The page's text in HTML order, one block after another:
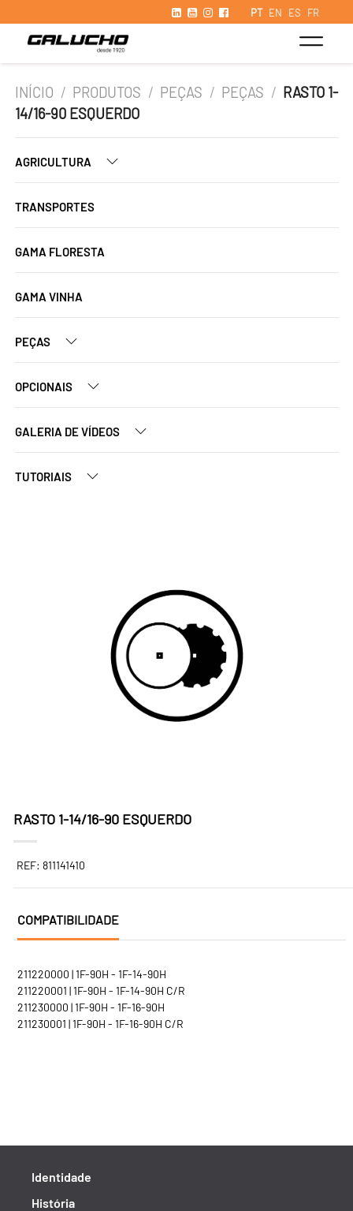
PT EN ES FR
INÍCIO / PRODUTOS / PEÇAS / PEÇAS / RASTO 1-
14/16-90 ESQUERDO
AGRICULTURA
TRANSPORTES
GAMA FLORESTA
GAMA VINHA
PEÇAS
OPCIONAIS
GALERIA DE VÍDEOS
TUTORIAIS
RASTO 1-14/16-90 ESQUERDO
REF: 811141410
COMPATIBILIDADE
211220000 | 1F-90H - 1F-14-90H
211220001 | 1F-90H - 1F-14-90H C/R
211230000 | 1F-90H - 1F-16-90H
211230001 | 1F-90H - 1F-16-90H C/R
Identidade
História